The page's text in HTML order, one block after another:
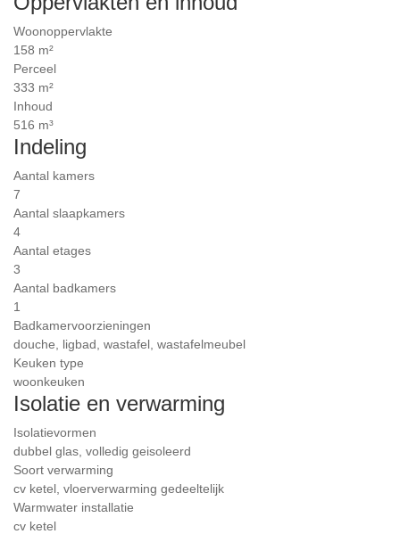
Woonoppervlakte
158 m²
Perceel
333 m²
Inhoud
516 m³
Indeling
Aantal kamers
7
Aantal slaapkamers
4
Aantal etages
3
Aantal badkamers
1
Badkamervoorzieningen
douche, ligbad, wastafel, wastafelmeubel
Keuken type
woonkeuken
Isolatie en verwarming
Isolatievormen
dubbel glas, volledig geisoleerd
Soort verwarming
cv ketel, vloerverwarming gedeeltelijk
Warmwater installatie
cv ketel